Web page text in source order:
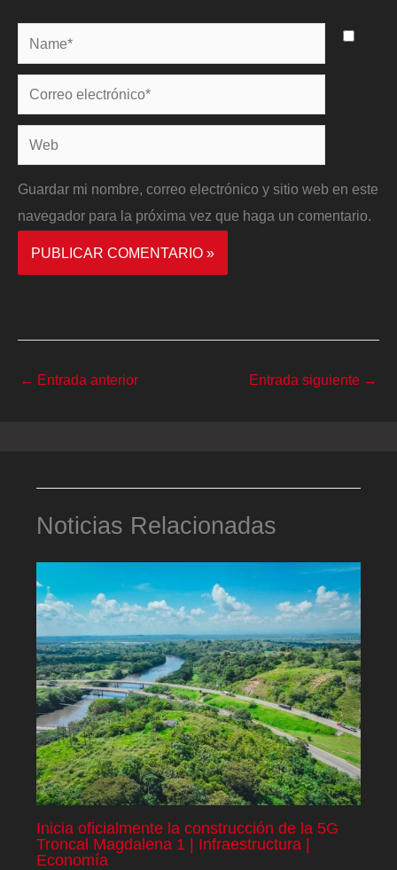
Name*
Correo
electrónico*
Web
Guardar mi nombre, correo electrónico y sitio web en este
navegador para la próxima vez que haga un comentario.
← Entrada anterior Entrada siguiente →
Noticias Relacionadas
Inicia oficialmente la construcción de la 5G
Troncal Magdalena 1 | Infraestructura |
Economía